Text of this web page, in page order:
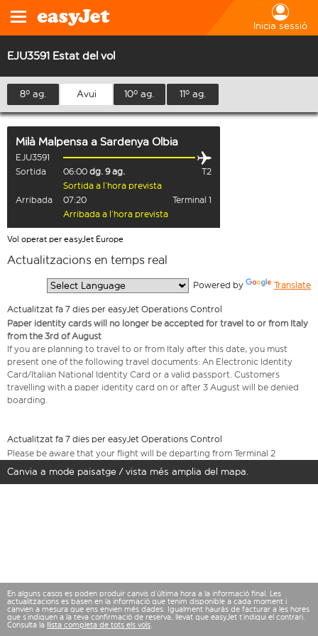
Inicia sessió
EJU3591 Estat del vol
8º ag. Avui 10º ag. 11º ag.
Milà Malpensa a Sardenya Olbia
EJU3591
Sortida
06:00 dg. 9 ag.
T2
Sortida a l’hora prevista
Arribada
07:20
Terminal 1
Arribada a l’hora prevista
Vol operat per easyJet Europe
Actualitzacions en temps real
Powered by Translate
Actualitzat fa 7 dies per easyJet Operations Control
Paper identity cards will no longer be accepted for travel to or from Italy
from the 3rd of August
If you are planning to travel to or from Italy after this date, you must
present one of the following travel documents: An Electronic Identity
Card/Italian National Identity Card or a valid passport. Customers
travelling with a paper identity card on or after 3 August will be denied
boarding.
Actualitzat fa 7 dies per easyJet Operations Control
Please be aware that your flight will be departing from Terminal 2
Canvia a mode paisatge / vista més amplia del mapa.
En alguns casos es poden produir canvis d’última hora a la informació final. Les
actualitzacions es basen en la informació que tenim disponible a cada moment i
canvien a mesura que ens envien més dades. Igualment hauràs de facturar a les hores
que s’indiquen a la teva confirmació de reserva, llevat que easyJet t’indiqui el contrari.
Consulta la llista completa de tots els vols.